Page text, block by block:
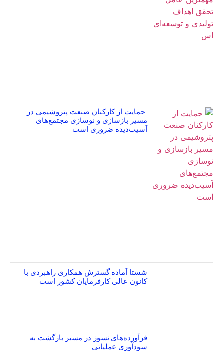
حمایت از کارکنان صنعت پتروشیمی در
مسیر بازسازی و نوسازی مجتمع‌های
آسیب‌دیده ضروری است
شستا آماده گسترش همکاری راهبردی با
کانون عالی کارفرمایان کشور است
فرآورده‌های نسوز در مسیر بازگشت به
سودآوری عملیاتی